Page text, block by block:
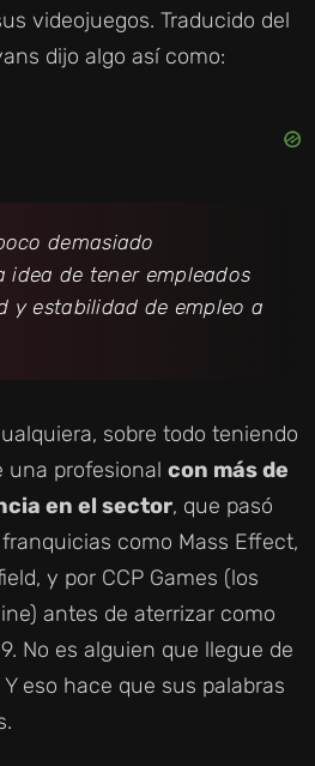
videojuegos. Traducido del
dijo algo así como:
demasiado
idea de tener empleados
y estabilidad de empleo a
sobre todo teniendo
una profesional con más de
en el sector, que pasó
como Mass Effect,
y por CCP Games (los
antes de aterrizar como
No es alguien que llegue de
eso hace que sus palabras